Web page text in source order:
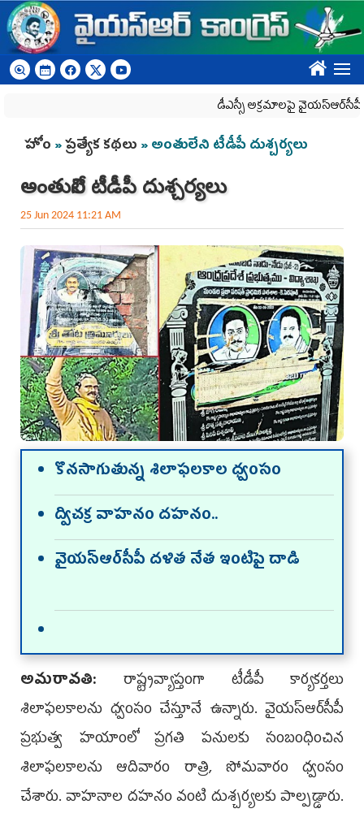
Skip to main content
????
డీఎస్సీ అక్రమాలపై వైయ‌స్ఆర్‌సీపీ
You are here
హోం »ప్రత్యేక కథలు » అంతులేని టీడీపీ దుశ్చ‌ర్య‌లు
అంతులేని టీడీపీ దుశ్చ‌ర్య‌లు
25 Jun 2024 11:21 AM
కొన‌సాగుతున్న శిలాఫలకాల ధ్వంసం
ద్విచక్ర వాహనం దహనం..
వైయ‌స్ఆర్‌సీపీ దళిత నేత ఇంటిపై దాడి
అమ‌రావ‌తి:రాష్ట్రవ్యాప్తంగా టీడీపీ కార్య­కర్తలు
శిలాఫలకాలను ధ్వంసం చేస్తూనే ఉన్నా­రు. వైయ‌స్ఆర్‌సీపీ
ప్రభుత్వ హయాంలో ప్రగతి పనులకు సంబంధించిన
శిలాఫలకాలను ఆదివారం రాత్రి, సోమ­వారం ధ్వంసం
చేశారు. వాహనాల దహనం వంటి దుశ్చర్యలకు పాల్పడ్డారు.